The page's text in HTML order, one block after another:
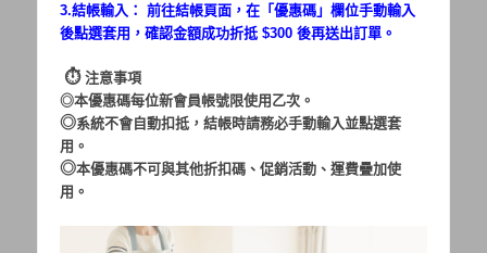
密碼：
3.結帳輸入： 前往結帳頁面，在「優惠碼 」欄位手動輸入
後點選套用，確認金額成功折抵 $300 後再送出訂單。
⏱︎ 注意事項
◎本優惠碼每位新會員帳號限使用乙次。
◎系統不會自動扣抵，結帳時請務必手動輸入並點選套
用。
◎本優惠碼不可與其他折扣碼、促銷活動、運費疊加使
用。